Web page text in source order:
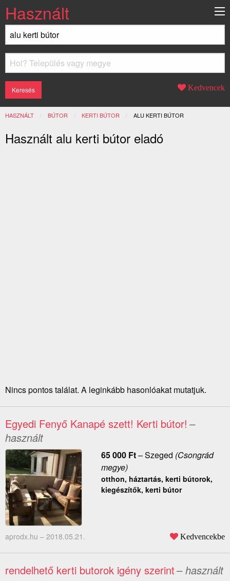
Használt
Kedvencek
HASZNÁLT BÚTOR KERTI BÚTOR JELENLEGI:
ALU KERTI BÚTOR
Használt alu kerti bútor eladó
Nincs pontos találat. A leginkább hasonlóakat mutatjuk.
Egyedi Fenyő Kanapé szett! Kerti bútor! –
használt
65 000 Ft–Szeged (Csongrád
megye)
otthon, háztartás, kerti bútorok,
kiegészítők, kerti bútor
aprodx.hu – 2018.05.21. Kedvencekbe
rendelhető kerti butorok igény szerint– használt